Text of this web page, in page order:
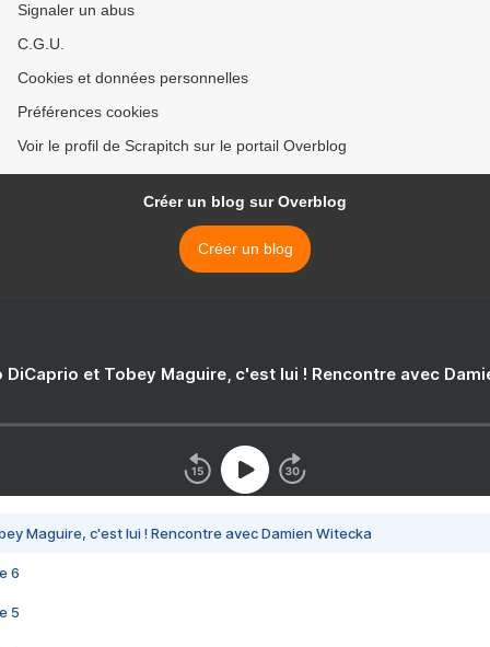
Signaler un abus
C.G.U.
Cookies et données personnelles
Préférences cookies
Voir le profil de Scrapitch sur le portail Overblog
Créer un blog sur Overblog
Créer un blog
DiCaprio et Tobey Maguire, c'est lui ! Rencontre avec
Maguire, c'est lui ! Rencontre avec Damien Witecka
6
5